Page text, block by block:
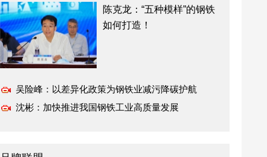
陈克龙：“五种模样”的钢铁
如何打造！
吴险峰：以差异化政策为钢铁业减污降碳护航
沈彬：加快推进我国钢铁工业高质量发展